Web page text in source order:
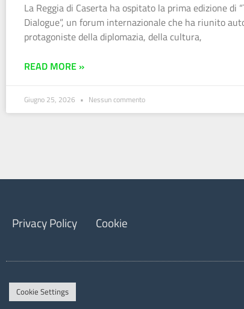
La Reggia di Caserta ha ospitato la prima edizione di
Dialogue”, un forum internazionale che ha riunito
protagoniste della diplomazia, della cultura,
READ MORE »
Giugno 25, 2026 Nessun commento
Privacy Policy Cookie
Cookie Settings